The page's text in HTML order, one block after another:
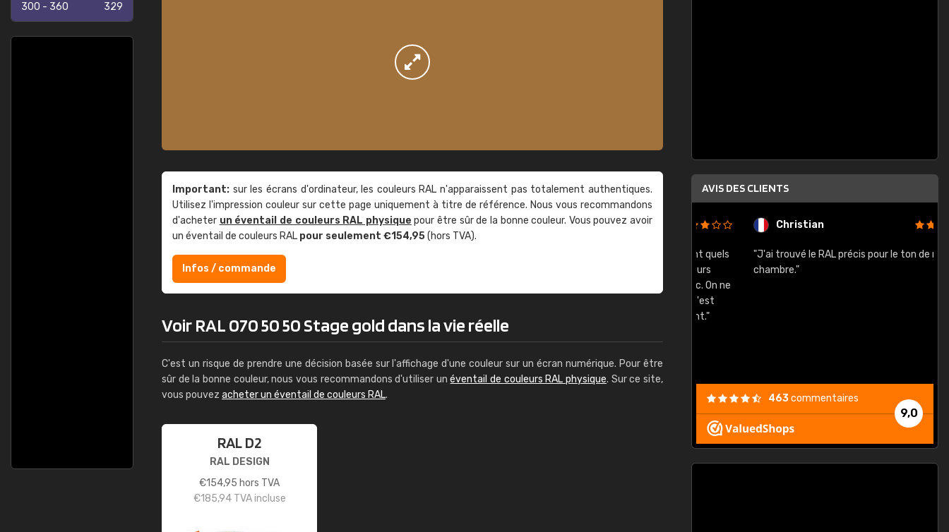
300 - 360 329
Important: sur les écrans d'ordinateur, les couleurs RAL n'apparaissent pas totalement authentiques.
Utilisez l'impression couleur sur cette page uniquement à titre de référence. Nous vous recommandons
d'acheter un éventail de couleurs RAL physique pour être sûr de la bonne couleur. Vous pouvez avoir
un éventail de couleurs RAL pour seulement €154,95(hors TVA).
Infos / commande
Voir RAL 070 50 50 Stage gold dans la vie réelle
C'est un risque de prendre une décision basée sur l'affichage d'une couleur sur un écran numérique. Pour être
sûr de la bonne couleur, nous vous recommandons d'utiliser unéventail de couleurs RAL physique. Sur ce site,
vous pouvez acheter un éventail de couleurs RAL.
RAL D2
RAL DESIGN
€154,95 hors TVA
€185,94TVA incluse
AVIS DES CLIENTS
Guillaume Euvrard Christian
"J'ai trouvé le RAL précis pour le ton de ma
chambre."
9,0
463commentaires